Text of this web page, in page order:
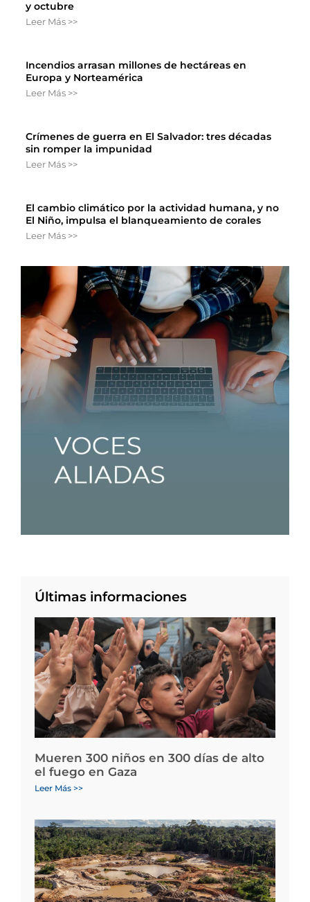
y octubre
Leer Más >>
Incendios arrasan millones de hectáreas en
Europa y Norteamérica
Leer Más >>
Crímenes de guerra en El Salvador: tres décadas
sin romper la impunidad
Leer Más >>
El cambio climático por la actividad humana, y no
El Niño, impulsa el blanqueamiento de corales
Leer Más >>
Últimas informaciones
Mueren 300 niños en 300 días de alto
el fuego en Gaza
Leer Más >>